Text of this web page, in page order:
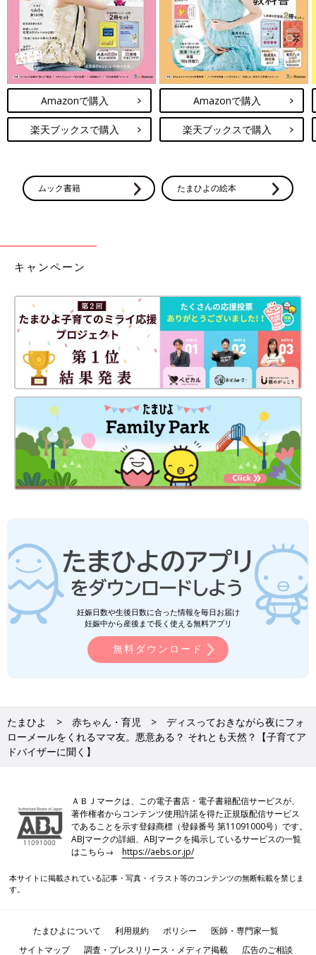
Amazonで購入
楽天ブックスで購入
Amazonで購入
楽天ブックスで購入
ムック書籍 たまひよの絵本
キャンペーン
妊娠日数や生後日数に合った情報を毎日お届け
妊娠中から産後まで長く使える無料アプリ
無料ダウンロード
たまひよ 赤ちゃん・育児
ディスっておきながら夜にフォ
ローメールをくれるママ友。悪意ある？ それとも天然？【子育てア
ドバイザーに聞く】
ＡＢＪマークは、この電子書店・電子書籍配信サービスが、
著作権者からコンテンツ使用許諾を得た正規版配信サービス
であることを示す登録商標（登録番号 第11091000号）です。
ABJマークの詳細、ABJマークを掲示しているサービスの一覧
はこちら→https://aebs.or.jp/
本サイトに掲載されている記事・写真・イラスト等のコンテンツの無断転載を禁じま
す。
たまひよについて 利用規約 ポリシー
医師・専門家一覧
サイトマップ
調査・プレスリリース・メディア掲載 広告のご相談